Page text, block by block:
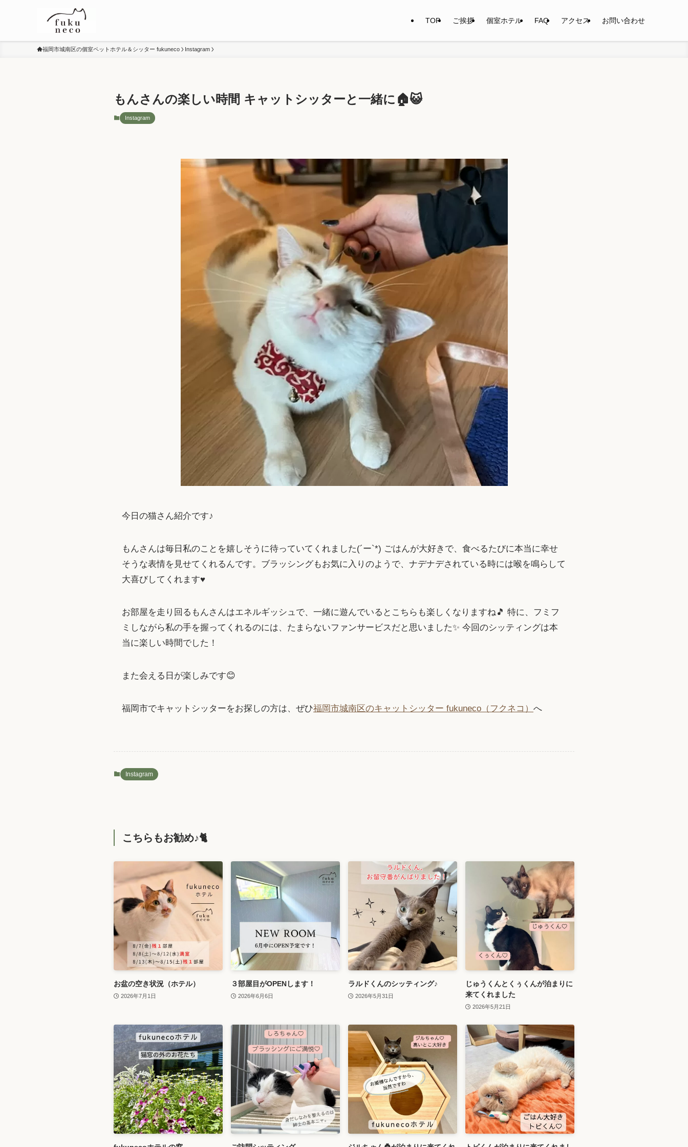
TOP ご挨拶 個室ホテル FAQ アクセス お問い合わせ
福岡市城南区の個室ペットホテル＆シッター fukuneco Instagram
もんさんの楽しい時間 キャットシッターと一緒に🏠😺
Instagram
今日の猫さん紹介です♪
もんさんは毎日私のことを嬉しそうに待っていてくれました(´ー`*) ごはんが大好きで、食べるたびに本当に幸せ
そうな表情を見せてくれるんです。ブラッシングもお気に入りのようで、ナデナデされている時には喉を鳴らして
大喜びしてくれます♥
お部屋を走り回るもんさんはエネルギッシュで、一緒に遊んでいるとこちらも楽しくなりますね🎵 特に、フミフ
ミしながら私の手を握ってくれるのには、たまらないファンサービスだと思いました✨ 今回のシッティングは本
当に楽しい時間でした！
また会える日が楽しみです😊
福岡市でキャットシッターをお探しの方は、ぜひ福岡市城南区のキャットシッター fukuneco（フクネコ） へ
Instagram
こちらもお勧め♪🐈️
お盆の空き状況（ホテル）
2026年7月1日
３部屋目がOPENします！
2026年6月6日
ラルドくんのシッティング♪
2026年5月31日
じゅうくんとくぅくんが泊まりに
来てくれました
2026年5月21日